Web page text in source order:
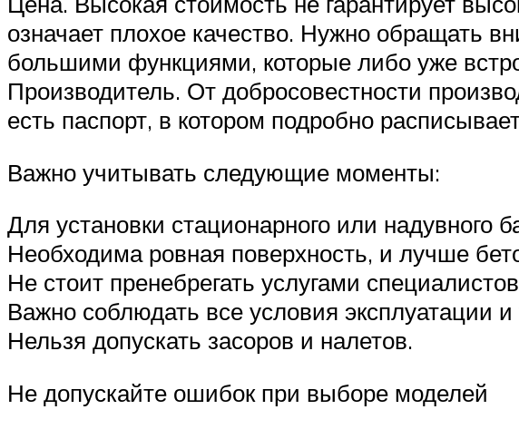
означает плохое качество. Нужно обращать
большими функциями, которые либо уже
Производитель. От добросовестности
есть паспорт, в котором подробно
Важно учитывать следующие моменты:
Для установки стационарного или надувного
Необходима ровная поверхность, и лучше
Не стоит пренебрегать услугами
Важно соблюдать все условия эксплуатации
Нельзя допускать засоров и налетов.
Не допускайте ошибок при выборе моделей